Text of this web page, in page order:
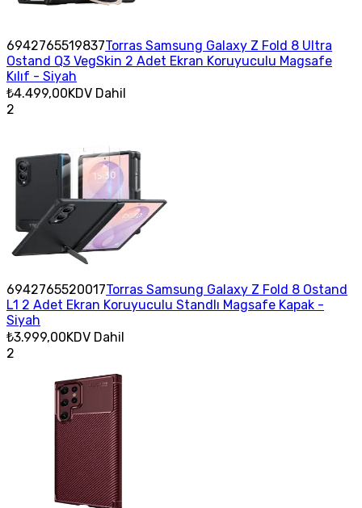
6942765519837Torras Samsung Galaxy Z Fold 8 Ultra
Ostand Q3 VegSkin 2 Adet Ekran Koruyuculu Magsafe
Kılıf - Siyah
₺4.499,00KDV Dahil
2
6942765520017Torras Samsung Galaxy Z Fold 8 Ostand
L1 2 Adet Ekran Koruyuculu Standlı Magsafe Kapak -
Siyah
₺3.999,00KDV Dahil
2